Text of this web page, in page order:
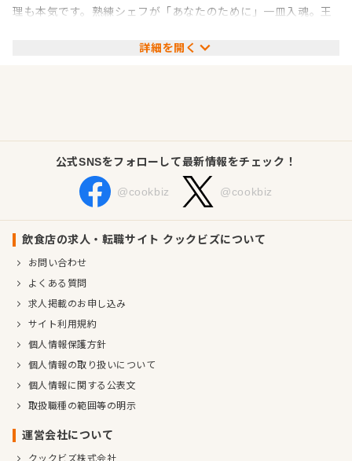
理も本気です。熟練シェフが「あなたのために」一皿入魂。王
ものをチョイス・少人数向けのコース料理・皆で楽しむ
事業内容 イタリアン
代表社員 龍野 洋介
東京都練馬区豊玉南3-11-19 プラウド練馬豊玉イースト404
詳細を開く
公式SNSをフォローして最新情報をチェック！
@cookbiz @cookbiz
飲食店の求人・転職サイト クックビズについて
お問い合わせ
よくある質問
求人掲載のお申し込み
サイト利用規約
個人情報保護方針
個人情報の取り扱いについて
個人情報に関する公表文
取扱職種の範囲等の明示
運営会社について
クックビズ株式会社